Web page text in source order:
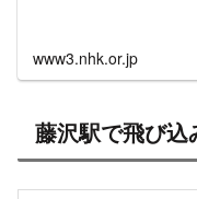
www3.nhk.or.jp
藤沢駅で飛び